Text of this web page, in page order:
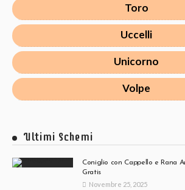
Toro
Uccelli
Unicorno
Volpe
Ultimi Schemi
Coniglio con Cappello e Rana
Gratis
Novembre 25, 2025